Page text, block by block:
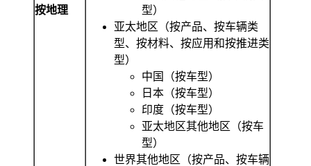
按地理
型）
亚太地区（按产品、按车辆类
型、按材料、按应用和按推进类
型）
中国（按车型）
日本（按车型）
印度（按车型）
亚太地区其他地区（按车
型）
世界其他地区（按产品、按车辆